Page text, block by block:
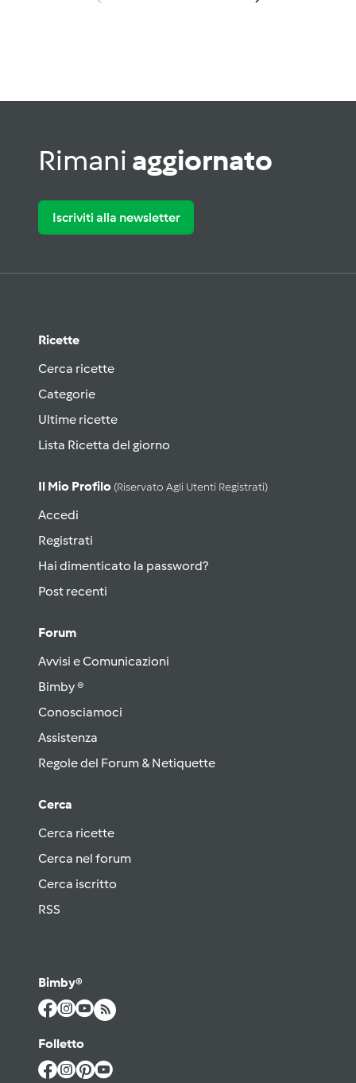
Rimani aggiornato
Iscriviti alla newsletter
Ricette
Cerca ricette
Categorie
Ultime ricette
Lista Ricetta del giorno
Il Mio Profilo (riservato Agli Utenti Registrati)
Accedi
Registrati
Hai dimenticato la password?
Post recenti
Forum
Avvisi e Comunicazioni
Bimby ®
Conosciamoci
Assistenza
Regole del Forum & Netiquette
Cerca
Cerca ricette
Cerca nel forum
Cerca iscritto
RSS
Bimby®
Folletto